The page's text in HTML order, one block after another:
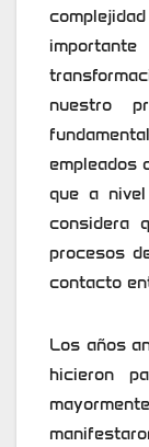
nuestro
empleados
que a
considera
procesos
contacto
Los años
hicieron